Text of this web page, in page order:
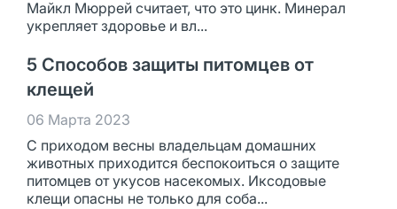
Майкл Мюррей считает, что это цинк. Минерал
укрепляет здоровье и вл...
5 Способов защиты питомцев от
клещей
06 Марта 2023
С приходом весны владельцам домашних
животных приходится беспокоиться о защите
питомцев от укусов насекомых. Иксодовые
клещи опасны не только для соба...